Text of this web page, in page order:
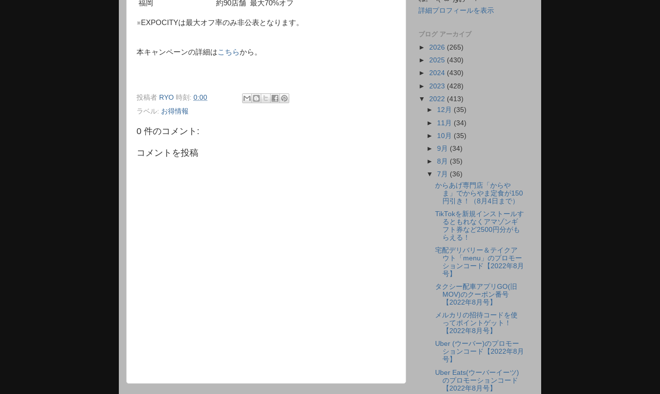
福岡 約90店舗 最大70%オフ
※EXPOCITYは最大オフ率のみ非公表となります。
本キャンペーンの詳細はこちらから。
投稿者 RYO 時刻: 0:00
ラベル: お得情報
0 件のコメント:
コメントを投稿
詳細プロフィールを表示
ブログ アーカイブ
► 2026 (265)
► 2025 (430)
► 2024 (430)
► 2023 (428)
▼ 2022 (413)
► 12月 (35)
► 11月 (34)
► 10月 (35)
►9月 (34)
►8月 (35)
▼7月 (36)
からあげ専門店「からや
ま」でからやま定食が150
円引き！（8月4日まで）
TikTokを新規インストールす
るともれなくアマゾンギ
フト券など2500円分がも
らえる！
宅配デリバリー＆テイクア
ウト「menu」のプロモー
ションコード【2022年8月
号】
タクシー配車アプリGO(旧
MOV)のクーポン番号
【2022年8月号】
メルカリの招待コードを使
ってポイントゲット！
【2022年8月号】
Uber (ウーバー)のプロモー
ションコード【2022年8月
号】
Uber Eats(ウーバーイーツ)
のプロモーションコード
【2022年8月号】